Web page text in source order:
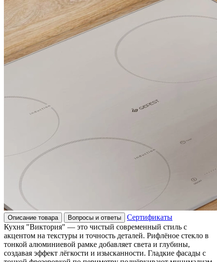
Описание товара Вопросы и ответы
Сертификаты
Кухня "Виктория" — это чистый современный стиль с
акцентом на текстуры и точность деталей. Рифлёное стекло в
тонкой алюминиевой рамке добавляет света и глубины,
создавая эффект лёгкости и изысканности. Гладкие фасады с